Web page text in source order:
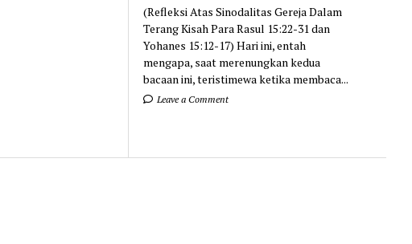
(Refleksi Atas Sinodalitas Gereja Dalam
Terang Kisah Para Rasul 15:22-31 dan
Yohanes 15:12-17) Hari ini, entah
mengapa, saat merenungkan kedua
bacaan ini, teristimewa ketika membaca...
Leave a Comment